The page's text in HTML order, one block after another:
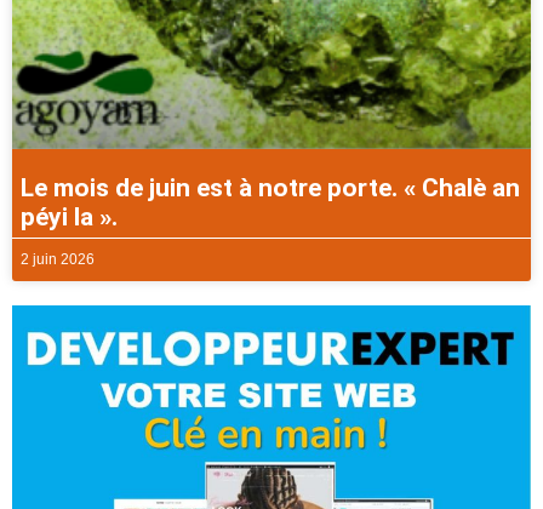
Le mois de juin est à notre porte. « Chalè an
péyi la ».
2 juin 2026